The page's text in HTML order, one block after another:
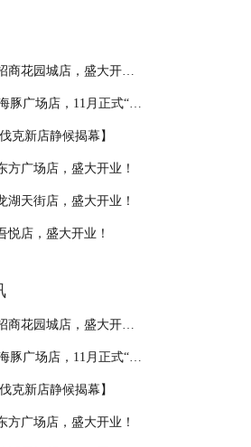
商花园城店，盛大开业！
豚广场店，11月正式“开闸放鱼”！
克新店静候揭幕】
方广场店，盛大开业！
湖天街店，盛大开业！
悦店，盛大开业！
商花园城店，盛大开业！
豚广场店，11月正式“开闸放鱼”！
克新店静候揭幕】
方广场店，盛大开业！